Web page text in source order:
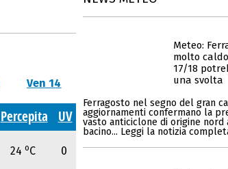
Ven 14
Percepita UV
24 oC 0
Meteo:
molto
17/18
una svolta
Ferragosto nel segno del gran
aggiornamenti confermano la
vasto anticiclone di origine nord
bacino... Leggi la notizia